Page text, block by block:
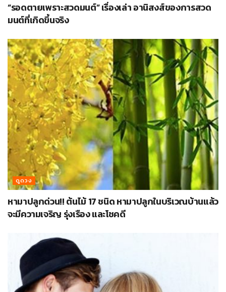
“รอดตายเพราะสวดมนต์” เรื่องเล่า อานิสงส์ของการสวด
มนต์ที่เกิดขึ้นจริง
ดูดวง
หามาปลูกด่วน!! ต้นไม้ 17 ชนิด หามาปลูกในบริเวณบ้านแล้ว
จะมีความเจริญ รุ่งเรือง และโชคดี